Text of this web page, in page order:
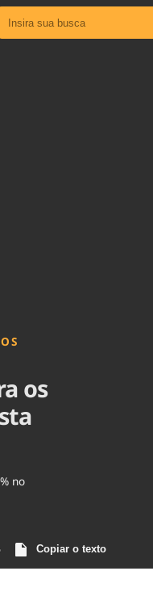
Ver todas as notícias
Brasil
os
no
Copiar o texto